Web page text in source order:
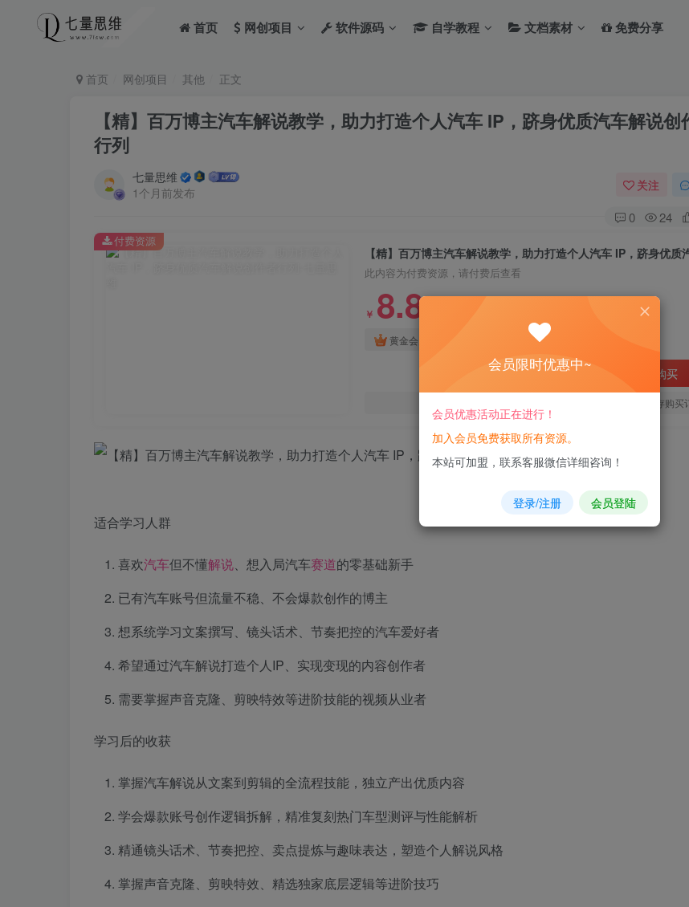
首页 网创项目 软件源码 自学教程 文档素材 免费分享
首页 网创项目 其他 正文
【精】百万博主汽车解说教学，助力打造个人汽车 IP，跻身优质汽车解说创
行列
七量思维
1个月前发布
关注
0 24
此内容为付费资源，请付费后查看
￥ 8.8
黄金会员 免费
立即购买
您当前未登录！建议登陆后购买，可保存购买
付费资源
适合学习人群
喜欢汽车但不懂解说、想入局汽车赛道的零基础新手
已有汽车账号但流量不稳、不会爆款创作的博主
想系统学习文案撰写、镜头话术、节奏把控的汽车爱好者
希望通过汽车解说打造个人IP、实现变现的内容创作者
需要掌握声音克隆、剪映特效等进阶技能的视频从业者
学习后的收获
掌握汽车解说从文案到剪辑的全流程技能，独立产出优质内容
学会爆款账号创作逻辑拆解，精准复刻热门车型测评与性能解析
精通镜头话术、节奏把控、卖点提炼与趣味表达，塑造个人解说风格
掌握声音克隆、剪映特效、精选独家底层逻辑等进阶技巧
会员限时优惠中~
会员优惠活动正在进行！
加入会员免费获取所有资源。
本站可加盟，联系客服微信详细咨询！
登录/注册 会员登陆